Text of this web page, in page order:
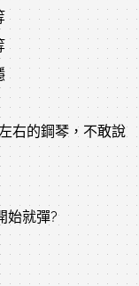
右的鋼琴，不敢說
始就彈?